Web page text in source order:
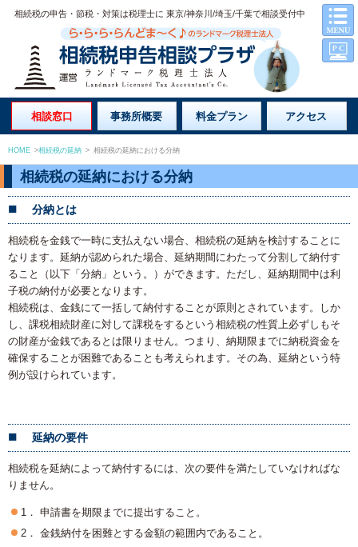
相続税の申告・節税・対策は税理士に 東京/神奈川/埼玉/千葉で相談受付中
相談窓口 事務所概要 料金プラン アクセス
HOME >相続税の延納 > 相続税の延納における分納
相続税の延納における分納
分納とは
相続税を金銭で一時に支払えない場合、相続税の延納を検討することに
なります。延納が認められた場合、延納期間にわたって分割して納付す
ること（以下「分納」という。）ができます。ただし、延納期間中は利
子税の納付が必要となります。
相続税は、金銭にて一括して納付することが原則とされています。しか
し、課税相続財産に対して課税をするという相続税の性質上必ずしもそ
の財産が金銭であるとは限りません。つまり、納期限までに納税資金を
確保することが困難であることも考えられます。その為、延納という特
例が設けられています。
延納の要件
相続税を延納によって納付するには、次の要件を満たしていなければな
りません。
1． 申請書を期限までに提出すること。
2． 金銭納付を困難とする金額の範囲内であること。